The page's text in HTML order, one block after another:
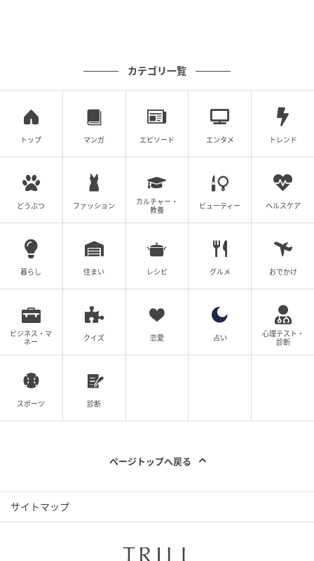
カテゴリ一覧
トップ マンガ エピソード エンタメ トレンド
どうぶつ ファッション
カルチャー・
教養
ビューティー ヘルスケア
暮らし 住まい レシピ グルメ おでかけ
ビジネス・マ
ネー
クイズ 恋愛 占い
心理テスト・
診断
スポーツ 診断
ページトップへ戻る
サイトマップ